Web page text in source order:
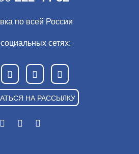
по всей России
сетях:
НА РАССЫЛКУ